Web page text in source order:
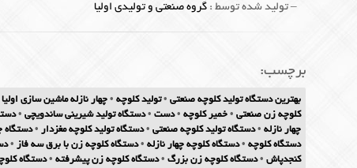
– تولید شده توسط : گروه صنعتی و تولیدی اولیا
برچسب:
بهترین دستگاه تولید کلوچه صنعتی •تولید کلوچه •چهار نازله ماشین سازی اولیا
کلوچه زن صنعتی •خمیر کلوچه •دست •دستگاه تولید شیرینی ساندویچی •
چهار نازله •دستگاه تولید کلوچه صنعتی •دستگاه تولید کلوچه مغزدار •دستگاه
دستگاه کلوچه •دستگاه کلوچه چهار نازله •دستگاه کلوچه زن با برق سه فاز •
کنجدپاش •دستگاه کلوچه زن بزرگ •دستگاه کلوچه زن پیشرفته •دستگاه